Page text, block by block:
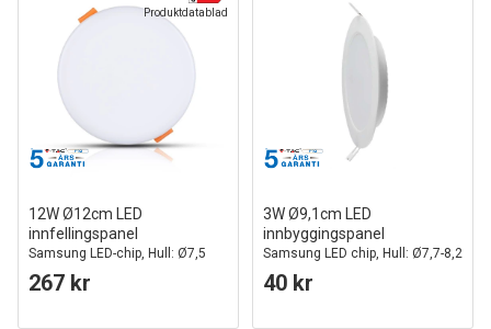
Produktdatablad
12W Ø12cm LED
innfellingspanel
Samsung LED-chip, Hull: Ø7,5
cm, Mål: Ø12 cm
267 kr
3W Ø9,1cm LED
innbyggingspanel
Samsung LED chip, Hull: Ø7,7-8,2
cm, Mål: 9,1 cm
40 kr